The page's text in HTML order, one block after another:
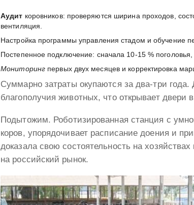
Аудит коровников: проверяются ширина проходов,
вентиляция.
Настройка программы управления стадом и обучение
Постепенное подключение: сначала 10-15 % поголовья,
Мониторинг первых двух месяцев и корректировка
Суммарно затраты окупаются за два-три года.
благополучия животных, что открывает
Подытожим. Роботизированная станция с
коров, упорядочивает расписание доения и
доказала свою состоятельность на
на российский рынок.